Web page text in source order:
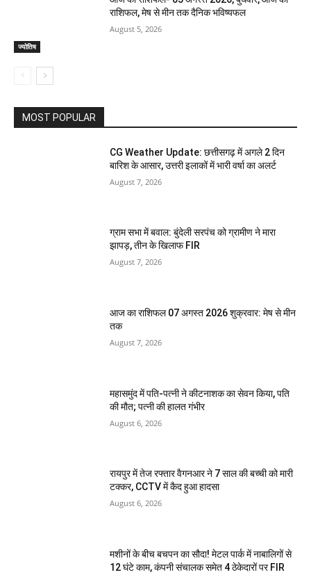
ज्योतिष
राशिफल, मेष से मीन तक दैनिक भविष्यफल
August 5, 2026
MOST POPULAR
CG Weather Update: छत्तीसगढ़ में अगले 2 दिन
बारिश के आसार, उत्तरी इलाकों में भारी वर्षा का अलर्ट
August 7, 2026
ग्राम सभा में बवाल: बुंदेली सरपंच को ग्रामीण ने मारा
झापड़, तीन के खिलाफ FIR
August 7, 2026
आज का राशिफल 07 अगस्त 2026 शुक्रवार: मेष से मीन
तक
August 7, 2026
महासमुंद में पति-पत्नी ने कीटनाशक का सेवन किया, पति
की मौत; पत्नी की हालत गंभीर
August 6, 2026
रायपुर में तेज रफ्तार वैगनआर ने 7 साल की बच्ची को मारी
टक्कर, CCTV में कैद हुआ हादसा
August 6, 2026
मशीनों के बीच बचपन का सौदा! मेटल पार्क में नाबालिगों से
12 घंटे काम, कंपनी संचालक समेत 4 ठेकेदारों पर FIR